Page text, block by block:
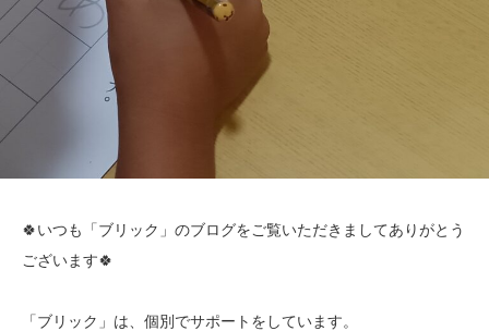
🍀いつも「ブリック」のブログをご覧いただきましてありがとう
ございます🍀
「ブリック」は、個別でサポートをしています。